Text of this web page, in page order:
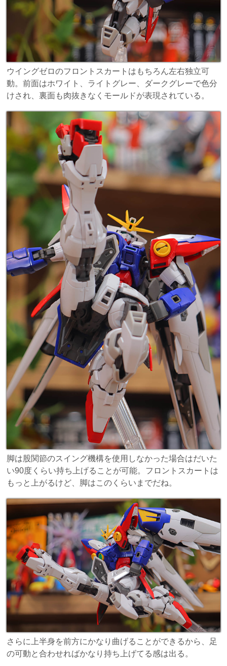
ウイングゼロのフロントスカートはもちろん左右独立可
動。前面はホワイト、ライトグレー、ダークグレーで色分
けされ、裏面も肉抜きなくモールドが表現されている。
脚は股関節のスイング機構を使用しなかった場合はだいた
い90度くらい持ち上げることが可能。フロントスカートは
もっと上がるけど、脚はこのくらいまでだね。
さらに上半身を前方にかなり曲げることができるから、足
の可動と合わせればかなり持ち上げてる感は出る。